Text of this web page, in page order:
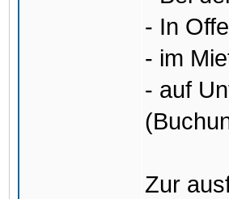
- In
- im
- auf
Zur